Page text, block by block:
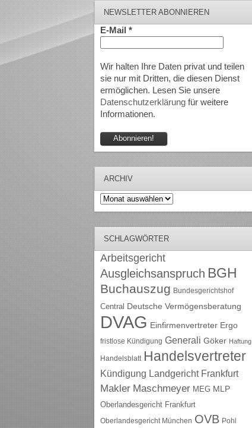
NEWSLETTER ABONNIEREN
E-Mail *
Wir halten Ihre Daten privat und teilen
sie nur mit Dritten, die diesen Dienst
ermöglichen. Lesen Sie unsere
Datenschutzerklärungfür weitere
Informationen.
ARCHIV
Archiv
SCHLAGWÖRTER
Arbeitsgericht
Ausgleichsanspruch BGH
Buchauszug Bundesgerichtshof
Central Deutsche Vermögensberatung
DVAG Einfirmenvertreter Ergo
fristlose Kündigung Generali Göker Haftung
Handelsblatt Handelsvertreter
Kündigung Landgericht Frankfurt
Makler Maschmeyer MEG MLP
Oberlandesgericht Frankfurt
Oberlandesgericht München OVB Pohl